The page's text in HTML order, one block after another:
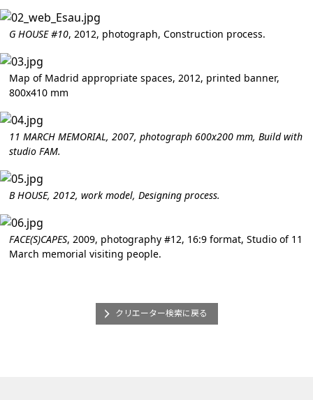
G HOUSE #10, 2012, photograph, Construction process.
Map of Madrid appropriate spaces, 2012, printed banner,
800x410 mm
11 MARCH MEMORIAL, 2007, photograph 600x200 mm, Build with
studio FAM.
B HOUSE, 2012, work model, Designing process.
FACE(S)CAPES, 2009, photography #12, 16:9 format, Studio of 11
March memorial visiting people.
クリエーター検索に戻る